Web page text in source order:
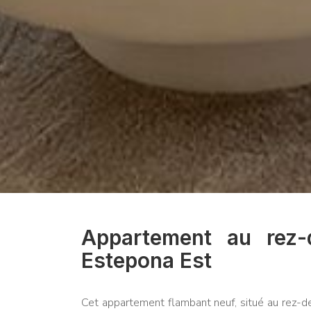
Appartement au
Estepona Est
Cet appartement flambant neuf, situé au rez-